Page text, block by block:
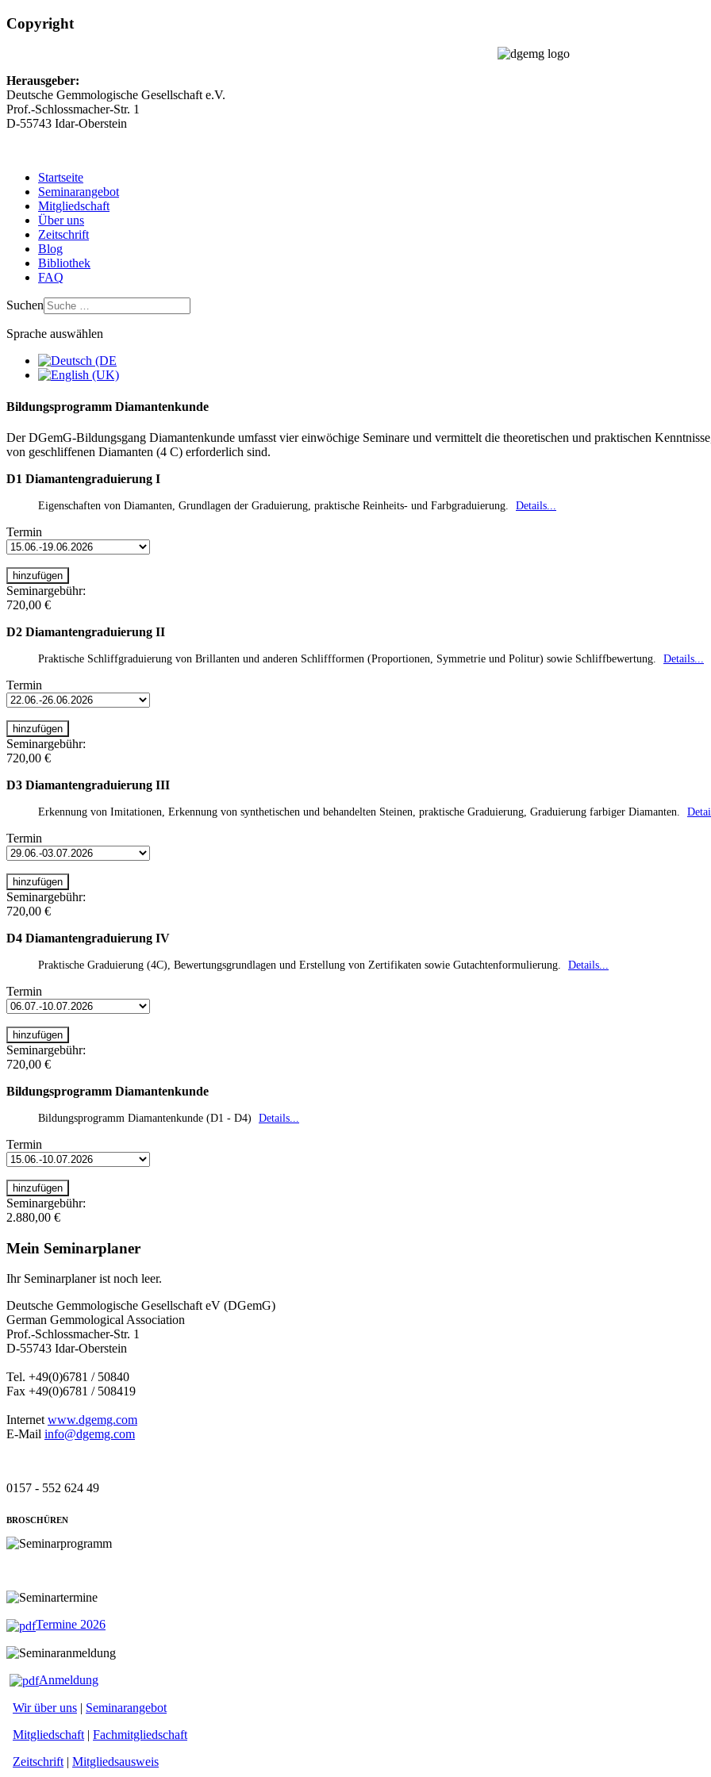
Copyright
Herausgeber:
Deutsche Gemmologische Gesellschaft e.V.
Prof.-Schlossmacher-Str. 1
D-55743 Idar-Oberstein
Startseite
Seminarangebot
Mitgliedschaft
Über uns
Zeitschrift
Blog
Bibliothek
FAQ
Suchen
Sprache auswählen
Bildungsprogramm Diamantenkunde
Der DGemG-Bildungsgang Diamantenkunde umfasst vier einwöchige Seminare und vermittelt die theoretischen und praktischen
von geschliffenen Diamanten (4 C) erforderlich sind.
D1 Diamantengraduierung I
Eigenschaften von Diamanten, Grundlagen der Graduierung, praktische Reinheits- und Farbgraduierung. Details...
Termin
Seminargebühr:
720,00 €
D2 Diamantengraduierung II
Praktische Schliffgraduierung von Brillanten und anderen Schliffformen (Proportionen, Symmetrie und Politur) sowie Schliffbewertung. Details...
Termin
Seminargebühr:
720,00 €
D3 Diamantengraduierung III
Erkennung von Imitationen, Erkennung von synthetischen und behandelten Steinen, praktische Graduierung, Graduierung farbiger Diamanten.
Termin
Seminargebühr:
720,00 €
D4 Diamantengraduierung IV
Praktische Graduierung (4C), Bewertungsgrundlagen und Erstellung von Zertifikaten sowie Gutachtenformulierung. Details...
Termin
Seminargebühr:
720,00 €
Bildungsprogramm Diamantenkunde
Bildungsprogramm Diamantenkunde (D1 - D4) Details...
Termin
Seminargebühr:
2.880,00 €
Mein Seminarplaner
Ihr Seminarplaner ist noch leer.
Deutsche Gemmologische Gesellschaft eV (DGemG)
German Gemmological Association
Prof.-Schlossmacher-Str. 1
D-55743 Idar-Oberstein
Tel. +49(0)6781 / 50840
Fax +49(0)6781 / 508419
Internetwww.dgemg.com
E-Mail info@dgemg.com
0157 - 552 624 49
BROSCHÜREN
Termine 2026
Anmeldung
Wir über uns | Seminarangebot
Mitgliedschaft | Fachmitgliedschaft
Zeitschrift | Mitgliedsausweis